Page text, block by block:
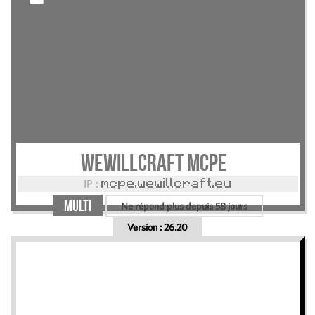
WeWillCraft MCPE
IP : mcpe.wewillcraft.eu
Multi
Ne répond plus depuis 58 jours
Version :26.20